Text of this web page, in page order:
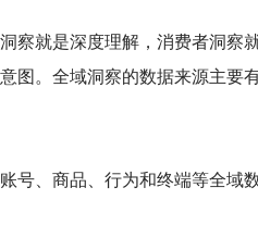
察就是深度理解，消费者洞察
图。全域洞察的数据来源主要
号、商品、行为和终端等全域